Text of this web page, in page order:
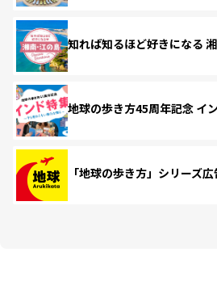
知れば知るほど好きになる
地球の歩き方45周年記念 イ
「地球の歩き方」シリーズ